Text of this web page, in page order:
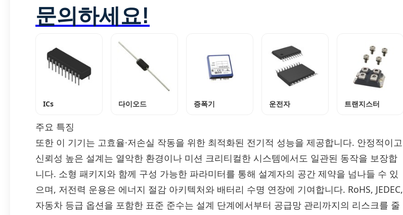
문의하세요!
ICs 다이오드 증폭기 운전자 트랜지스터
주요 특징
또한 이 기기는 고효율·저손실 작동을 위한 최적화된 전기적 성능을 제공합니다. 안정적이고
신뢰성 높은 설계는 열악한 환경이나 미션 크리티컬한 시스템에서도 일관된 동작을 보장합
니다. 소형 패키지와 함께 구성 가능한 파라미터를 통해 설계자의 공간 제약을 넘나들 수 있
으며, 저전력 운용은 에너지 절감 아키텍처와 배터리 수명 연장에 기여합니다. RoHS, JEDEC,
자동차 등급 옵션을 포함한 표준 준수는 설계 단계에서부터 공급망 관리까지의 리스크를 줄